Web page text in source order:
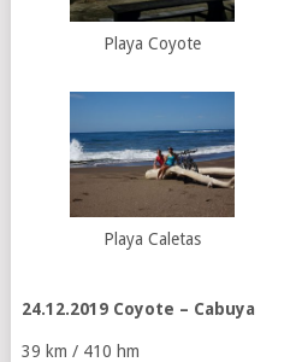
Playa Coyote
Playa Caletas
24.12.2019 Coyote – Cabuya
39 km / 410 hm